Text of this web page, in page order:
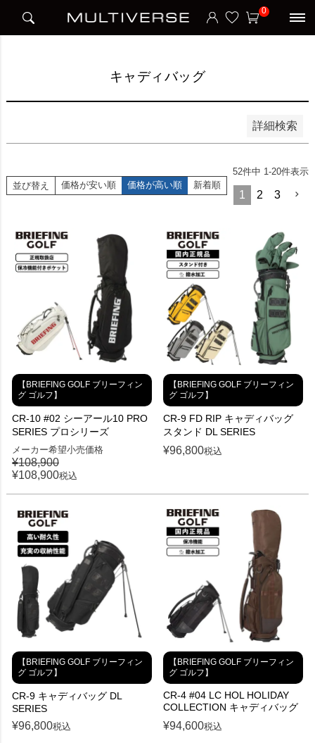
0
キャディバッグ
詳細検索
並び順
新着順
並び替え 価格が安い順 価格が高い順 新着順
52件中 1-20件表示
1 2 3
【BRIEFING GOLF ブリーフィン
グ ゴルフ】
CR-10 #02 シーアール10 PRO
SERIES プロシリーズ
メーカー希望小売価格
¥108,900
¥108,900税込
【BRIEFING GOLF ブリーフィン
グ ゴルフ】
CR-9 FD RIP キャディバッグ
スタンド DL SERIES
¥96,800税込
【BRIEFING GOLF ブリーフィン
グ ゴルフ】
CR-9 キャディバッグ DL
SERIES
¥96,800税込
【BRIEFING GOLF ブリーフィン
グ ゴルフ】
CR-4 #04 LC HOL HOLIDAY
COLLECTION キャディバッグ
¥94,600税込